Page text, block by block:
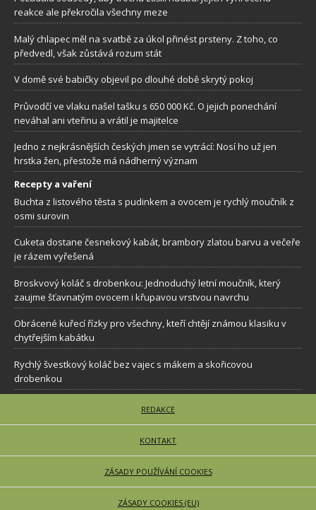
reakce ale překročila všechny meze
Malý chlapec měl na svatbě za úkol přinést prsteny. Z toho, co
předvedl, však zůstává rozum stát
V domě své babičky objevil po dlouhé době skrytý pokoj
Průvodčí ve vlaku našel tašku s 650 000 Kč. O jejich ponechání
neváhal ani vteřinu a vrátil je majitelce
Jedno z nejkrásnějších českých jmen se vytrácí: Nosí ho už jen
hrstka žen, přestože má nádherný význam
Recepty a vaření
Buchta z listového těsta s pudinkem a ovocem je rychlý moučník z
osmi surovin
Cuketa dostane česnekový kabát, brambory zlatou barvu a večeře
je rázem vyřešená
Broskvový koláč s drobenkou: Jednoduchý letní moučník, který
zaujme šťavnatým ovocem i křupavou vrstvou navrchu
Obrácené kuřecí řízky pro všechny, kteří chtějí známou klasiku v
chytřejším kabátku
Rychlý švestkový koláč bez vajec s mákem a skořicovou
drobenkou
REDAKCE
KONTAKT
ZÁSADY POUŽÍVÁNÍ COOKIES
ZÁSADY COOKIES (EU)